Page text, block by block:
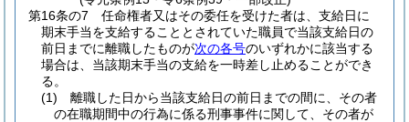
第16条の7
任命権者又はその委任を受けた者は、支給日に
期末手当を支給することとされていた職員で当該支給日の
前日までに離職したものが次の各号のいずれかに該当する
場合は、当該期末手当の支給を一時差し止めることができ
る。
(1)
離職した日から当該支給日の前日までの間に、その者
の在職期間中の行為に係る刑事事件に関して、その者が